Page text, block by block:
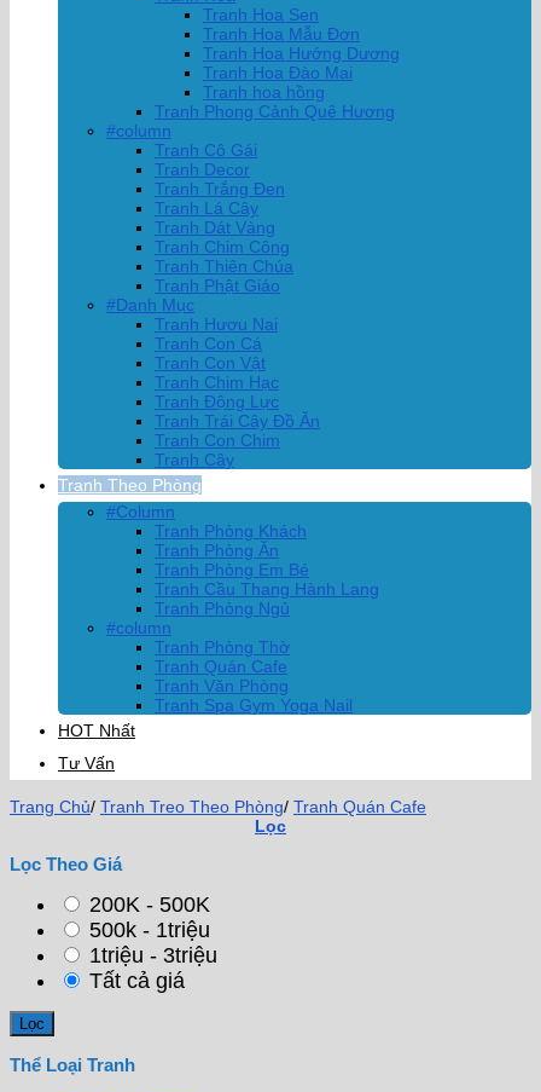
Tranh Hoa Sen
Tranh Hoa Mẫu Đơn
Tranh Hoa Hướng Dương
Tranh Hoa Đào Mai
Tranh hoa hồng
Tranh Phong Cảnh Quê Hương
#column
Tranh Cô Gái
Tranh Decor
Tranh Trắng Đen
Tranh Lá Cây
Tranh Dát Vàng
Tranh Chim Công
Tranh Thiên Chúa
Tranh Phật Giáo
#Danh Mục
Tranh Hươu Nai
Tranh Con Cá
Tranh Con Vật
Tranh Chim Hạc
Tranh Động Lực
Tranh Trái Cây Đồ Ăn
Tranh Con Chim
Tranh Cây
Tranh Theo Phòng
#Column
Tranh Phòng Khách
Tranh Phòng Ăn
Tranh Phòng Em Bé
Tranh Cầu Thang Hành Lang
Tranh Phòng Ngủ
#column
Tranh Phòng Thờ
Tranh Quán Cafe
Tranh Văn Phòng
Tranh Spa Gym Yoga Nail
HOT Nhất
Tư Vấn
Trang Chủ/ Tranh Treo Theo Phòng/ Tranh Quán Cafe
Lọc
Lọc Theo Giá
200K - 500K
500k - 1triệu
1triệu - 3triệu
Tất cả giá
Thể Loại Tranh